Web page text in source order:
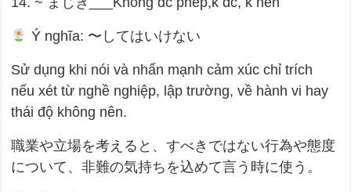
Ý nghĩa: 〜してはいけない
Sử dụng khi nói và nhấn mạnh cảm xúc chỉ trích
nếu xét từ nghề nghiệp, lập trường, về hành vi hay
thái độ không nên.
職業や立場を考えると、すべきではない行為や態度
について、非難の気持ちを込めて言う時に使う。